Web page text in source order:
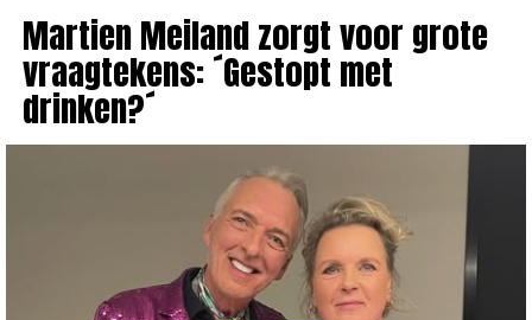
Martien Meiland zorgt voor grote
vraagtekens: ´Gestopt met
drinken?´